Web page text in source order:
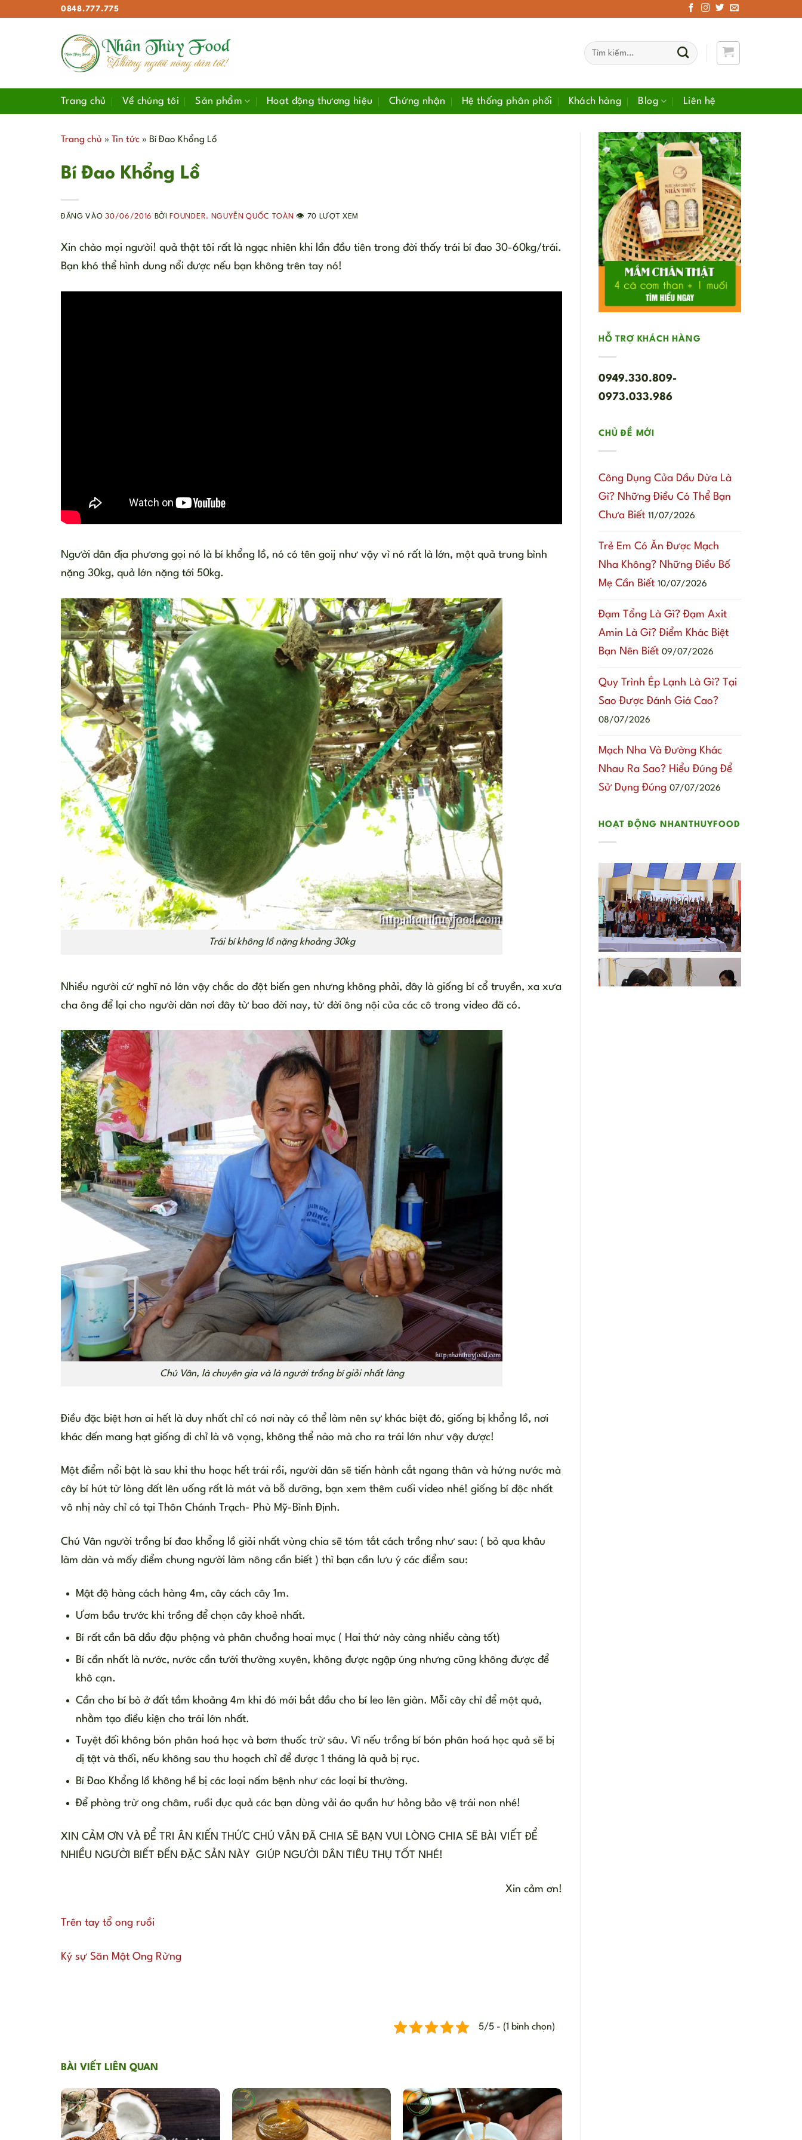
0848.777.775
Tìm
kiếm:
Trang chủ Về chúng tôi Sản phẩm Hoạt động thương hiệu Chứng nhận Hệ thống phân phối Khách hàng Blog Liên hệ
Trang chủ » Tin tức » Bí Đao Khổng Lồ
Bí Đao Khổng Lồ
ĐĂNG VÀO30/06/2016 BỞI FOUNDER. NGUYỄN QUỐC TOÀN 👁️ 70 LƯỢT XEM
Xin chào mọi người! quả thật tôi rất là ngạc nhiên khi lần đầu tiên trong đời thấy trái bí đao 30-60kg/trái.
Bạn khó thể hình dung nổi được nếu bạn không trên tay nó!
Người dân địa phương gọi nó là bí khổng lồ, nó có tên goij như vậy vì nó rất là lớn, một quả trung bình
nặng 30kg, quả lớn nặng tới 50kg.
Trái bí không lồ nặng khoảng 30kg
Nhiều người cứ nghĩ nó lớn vậy chắc do đột biến gen nhưng không phải, đây là giống bí cổ truyền, xa xưa
cha ông để lại cho người dân nơi đây từ bao đời nay, từ đời ông nội của các cô trong video đã có.
Chú Vân, là chuyên gia và là người trồng bí giỏi nhất làng
Điều đặc biệt hơn ai hết là duy nhất chỉ có nơi này có thể làm nên sự khác biệt đó, giống bị khổng lồ, nơi
khác đến mang hạt giống đi chỉ là vô vọng, không thể nào mà cho ra trái lớn như vậy được!
Một điểm nổi bật là sau khi thu hoạc hết trái rồi, người dân sẽ tiến hành cắt ngang thân và hứng nước mà
cây bí hút từ lòng đất lên uống rất là mát và bỗ dưỡng, bạn xem thêm cuối video nhé! giống bí độc nhất
vô nhị này chỉ có tại Thôn Chánh Trạch- Phù Mỹ-Bình Định.
Chú Vân người trồng bí đao khổng lồ giỏi nhất vùng chia sẽ tóm tắt cách trồng như sau: ( bỏ qua khâu
làm dàn và mấy điểm chung người làm nông cần biết ) thì bạn cần lưu ý các điểm sau:
Mật độ hàng cách hàng 4m, cây cách cây 1m.
Ươm bầu trước khi trồng để chọn cây khoẻ nhất.
Bí rất cần bã dầu đậu phộng và phân chuồng hoai mục ( Hai thứ này càng nhiều càng tốt)
Bí cần nhất là nước, nước cần tưới thường xuyên, không được ngập úng nhưng cũng không được để
khô cạn.
Cần cho bí bò ở đất tầm khoảng 4m khi đó mới bắt đầu cho bí leo lên giàn. Mỗi cây chỉ để một quả,
nhằm tạo điều kiện cho trái lớn nhất.
Tuyệt đối không bón phân hoá học và bơm thuốc trừ sâu. Vì nếu trồng bí bón phân hoá học quả sẽ bị
dị tật và thối, nếu không sau thu hoạch chỉ để được 1 tháng là quả bị rục.
Bí Đao Khổng lồ không hề bị các loại nấm bệnh như các loại bí thường.
Để phòng trừ ong châm, ruồi đục quả các bạn dùng vải áo quần hư hỏng bảo vệ trái non nhé!
XIN CẢM ƠN VÀ ĐỂ TRI ÂN KIẾN THỨC CHÚ VÂN ĐÃ CHIA SẼ BẠN VUI LÒNG CHIA SẼ BÀI VIẾT ĐỂ
NHIỀU NGƯỜI BIẾT ĐẾN ĐẶC SẢN NÀY GIÚP NGƯỜI DÂN TIÊU THỤ TỐT NHÉ!
Xin cảm ơn!
Trên tay tổ ong ruồi
Ký sự Săn Mật Ong Rừng
5/5 - (1 bình chọn)
BÀI VIẾT LIÊN QUAN
HỖ TRỢ KHÁCH HÀNG
0949.330.809-
0973.033.986
CHỦ ĐỀ MỚI
Công Dụng Của Dầu Dừa Là
Gì? Những Điều Có Thể Bạn
Chưa Biết 11/07/2026
Trẻ Em Có Ăn Được Mạch
Nha Không? Những Điều Bố
Mẹ Cần Biết 10/07/2026
Đạm Tổng Là Gì? Đạm Axit
Amin Là Gì? Điểm Khác Biệt
Bạn Nên Biết 09/07/2026
Quy Trình Ép Lạnh Là Gì? Tại
Sao Được Đánh Giá Cao?
08/07/2026
Mạch Nha Và Đường Khác
Nhau Ra Sao? Hiểu Đúng Để
Sử Dụng Đúng 07/07/2026
HOẠT ĐỘNG NHANTHUYFOOD